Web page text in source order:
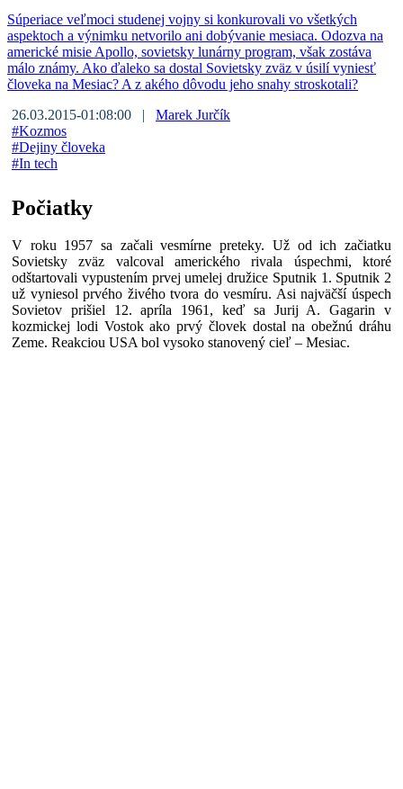
Súperiace veľmoci studenej vojny si konkurovali vo všetkých
aspektoch a výnimku netvorilo ani dobývanie mesiaca. Odozva na
americké misie Apollo, sovietsky lunárny program, však zostáva
málo známy. Ako ďaleko sa dostal Sovietsky zväz v úsilí vyniesť
človeka na Mesiac? A z akého dôvodu jeho snahy stroskotali?
26.03.2015-01:08:00 | Marek Jurčík
#Kozmos
#Dejiny človeka
#In tech
Počiatky
V roku 1957 sa začali vesmírne preteky. Už od ich začiatku
Sovietsky zväz valcoval amerického rivala úspechmi, ktoré
odštartovali vypustením prvej umelej družice Sputnik 1. Sputnik 2
už vyniesol prvého živého tvora do vesmíru. Asi najväčší úspech
Sovietov prišiel 12. apríla 1961, keď sa Jurij A. Gagarin v
kozmickej lodi Vostok ako prvý človek dostal na obežnú dráhu
Zeme. Reakciou USA bol vysoko stanovený cieľ – Mesiac.